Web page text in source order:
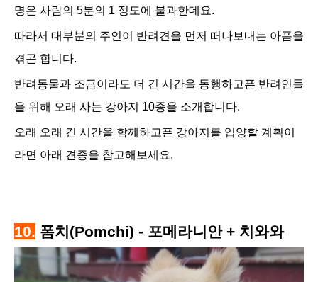
명은 사람의 5분의 1 정도에 불과한데요.
따라서 대부분의 주인이 반려견을 먼저 떠나보내는 아픔을
겪곤 합니다.
반려동물과 조금이라도 더 긴 시간을 동행하고픈 반려인들
을 위해 오래 사는 강아지 10종을 소개합니다.
오래 오래 긴 시간을 함께하고픈 강아지를 입양할 계획이
라면 아래 견종을 참고해보세요.
10. 폼치(Pomchi) - 포메라니안 + 치와와